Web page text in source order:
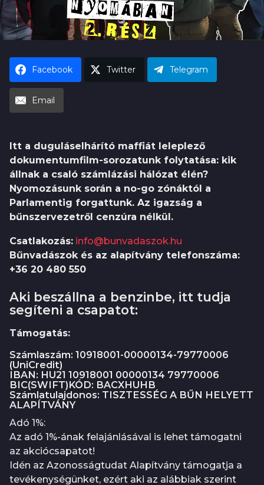
h
u
Facebook Twitter Telegram
Email
Itt a duguláselhárító maffiát leleplező
dokumentumfilm-sorozatunk folytatása: kik
állnak a csaló számlázási hálózat élén?
Nyomozásunk során a no-go zónáktól a
Parlamentig forgattunk. Az igazság a
bűnszervezetről cenzúra nélkül.
Csatlakozás: info@bunvadaszok.hu
Bűnvadászok és az alapítvány telefonszáma:
+36 20 480 550
Aki beszállna a benzinbe, itt tudja
segíteni a csapatot:
Támogatás:
Számlaszám: 10918001-00000134-79770006
(UniCredit)
IBAN: HU21 10918001 00000134 79770006
BIC(SWIFT)KÓD: BACXHUHB
Számlatulajdonos: TISZTESSÉG A BŰN HELYETT
ALAPÍTVÁNY
Adó 1%:
Az adó 1%-ának felajánlásával is lehet támogatni
az akciócsapatot!
Idén az Azonosságtudat Alapítvány támogatja a
tevékenységünket, ezért aki az alábbiak szerint